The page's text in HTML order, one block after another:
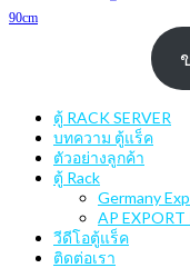
90cm
ตู้ RACK SERVER
บทความ ตู้แร็ค
ตัวอย่างลูกค้า
ตู้ Rack
Germany
AP EXPORT
วีดีโอตู้แร็ค
ติดต่อเรา